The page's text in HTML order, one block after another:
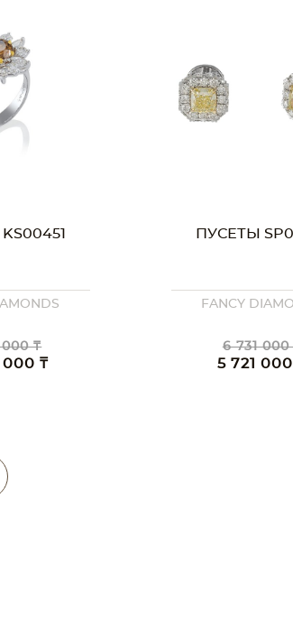
000 ₸
000 ₸
ПУСЕТЫ
FANCY
6 731 000
5 721